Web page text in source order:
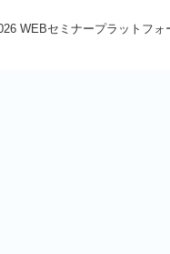
WEBセミナープラットフォ